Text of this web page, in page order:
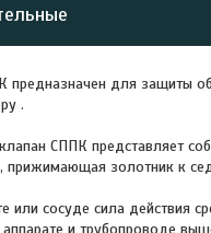
предназначен для защиты
.
СППК представляет
прижимающая золотник к
или сосуде сила действия
и трубопроводе